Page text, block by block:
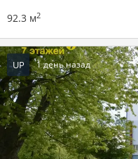
92.3 м2
UP 1 день назад